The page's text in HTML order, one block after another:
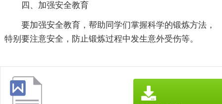
四、加强安全教育
要加强安全教育，帮助同学们掌握科学的锻炼方法，
特别要注意安全，防止锻炼过程中发生意外受伤等。